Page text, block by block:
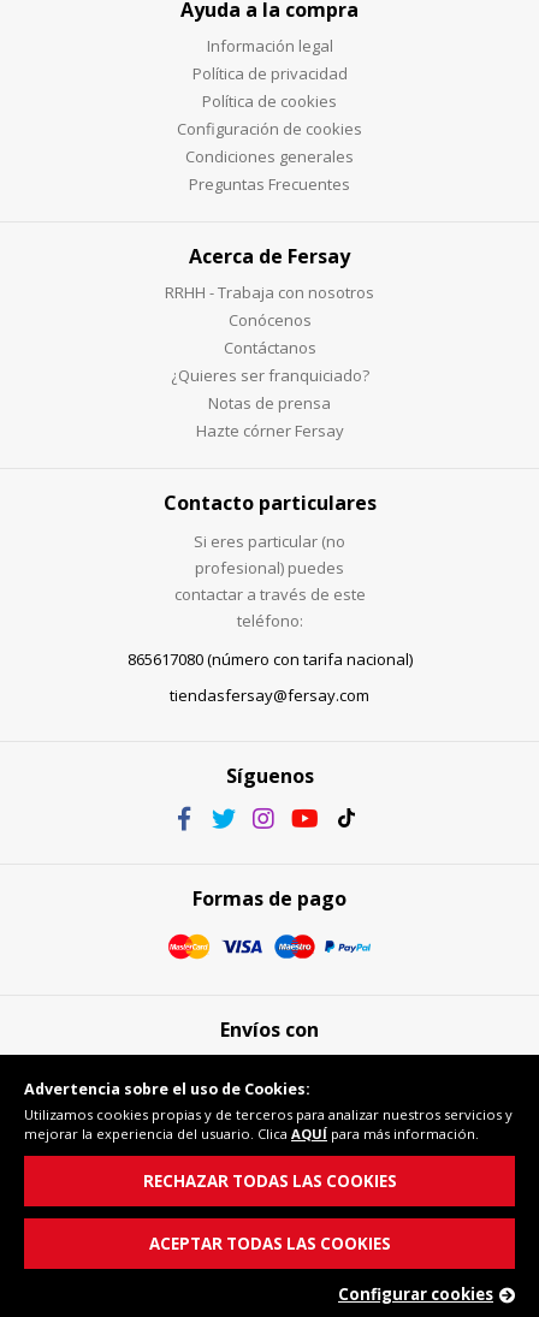
Ayuda a la compra
Información legal
Política de privacidad
Política de cookies
Configuración de cookies
Condiciones generales
Preguntas Frecuentes
Acerca de Fersay
RRHH - Trabaja con nosotros
Conócenos
Contáctanos
¿Quieres ser franquiciado?
Notas de prensa
Hazte córner Fersay
Contacto particulares
Si eres particular (no
profesional) puedes
contactar a través de este
teléfono:
865617080 (número con tarifa nacional)
tiendasfersay@fersay.com
Síguenos
Formas de pago
Envíos con
Compra segura
Advertencia sobre el uso de Cookies:
Utilizamos cookies propias y de terceros para analizar nuestros servicios y
mejorar la experiencia del usuario. Clica AQUÍ para más información.
RECHAZAR TODAS LAS COOKIES
ACEPTAR TODAS LAS COOKIES
Configurar cookies